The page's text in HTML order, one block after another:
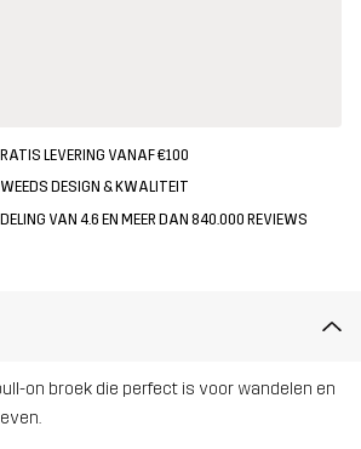
LEVERING VANAF €100
DESIGN & KWALITEIT
VAN 4.6 EN MEER DAN 840.000 REVIEWS
on broek die perfect is voor wandelen en